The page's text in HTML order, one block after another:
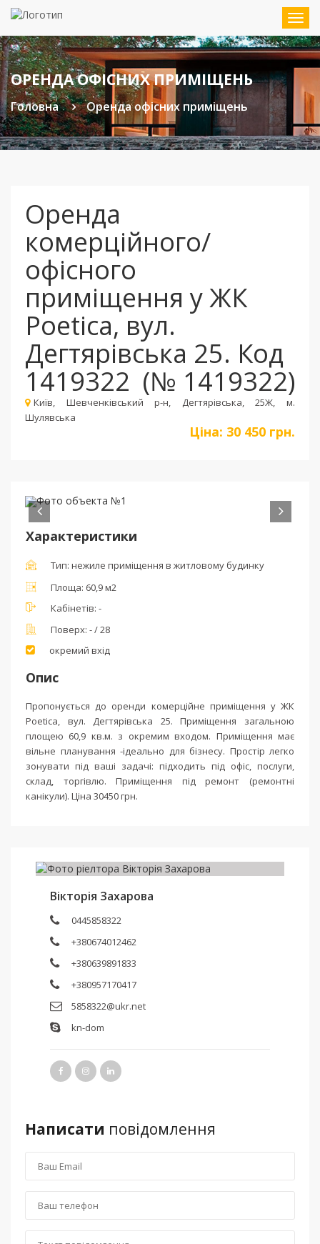
ОРЕНДА ОФІСНИХ ПРИМІЩЕНЬ
Головна Оренда офісних приміщень
Оренда
комерційного/
офісного
приміщення у ЖК
Poetica, вул.
Дегтярівська 25. Код
1419322 (№ 1419322)
Київ, Шевченкiвський р-н, Дегтярівська, 25Ж, м.
Шулявська
Ціна: 30 450 грн.
Пред
Характеристики
Тип: нежиле приміщення в житловому будинку
Площа: 60,9 м2
Кабінетів: -
Поверх: - / 28
окремий вхід
Опис
Пропонується до оренди комерційне приміщення у ЖК
Poetica, вул. Дегтярівська 25. Приміщення загальною
площею 60,9 кв.м. з окремим входом. Приміщення має
вільне планування -ідеально для бізнесу. Простір легко
зонувати під ваші задачі: підходить під офіс, послуги,
склад, торгівлю. Приміщення під ремонт (ремонтні
канікули). Ціна 30450 грн.
Вікторія Захарова
0445858322
+380674012462
+380639891833
+380957170417
5858322@ukr.net
kn-dom
Написати повідомлення